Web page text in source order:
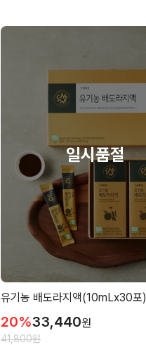
유기농 배도라지액(10mLx30포)
20%33,440원
41,800원